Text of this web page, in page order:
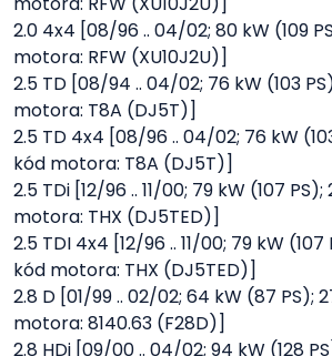
2.0 4x4 [08/96 .. 04/02; 80 kW (109
motora: RFW (XU10J2U)]
2.5 TD [08/94 .. 04/02; 76 kW (103
motora: T8A (DJ5T)]
2.5 TD 4x4 [08/96 .. 04/02; 76 kW
kód motora: T8A (DJ5T)]
2.5 TDi [12/96 .. 11/00; 79 kW (107
motora: THX (DJ5TED)]
2.5 TDI 4x4 [12/96 .. 11/00; 79 kW
kód motora: THX (DJ5TED)]
2.8 D [01/99 .. 02/02; 64 kW (87 PS);
motora: 8140.63 (F28D)]
2.8 HDi [09/00 .. 04/02; 94 kW (128